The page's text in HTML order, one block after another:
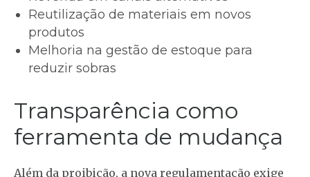
Reutilização de materiais em novos
produtos
Melhoria na gestão de estoque para
reduzir sobras
Transparência como
ferramenta de mudança
Além da proibição, a nova regulamentação exige